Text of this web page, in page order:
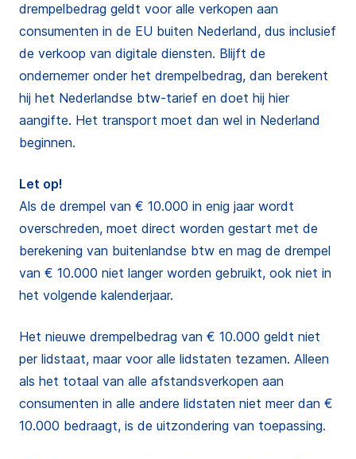
drempelbedrag geldt voor alle verkopen aan
consumenten in de EU buiten Nederland, dus inclusief
de verkoop van digitale diensten. Blijft de
ondernemer onder het drempelbedrag, dan berekent
hij het Nederlandse btw-tarief en doet hij hier
aangifte. Het transport moet dan wel in Nederland
beginnen.
Let op!
Als de drempel van € 10.000 in enig jaar wordt
overschreden, moet direct worden gestart met de
berekening van buitenlandse btw en mag de drempel
van € 10.000 niet langer worden gebruikt, ook niet in
het volgende kalenderjaar.
Het nieuwe drempelbedrag van € 10.000 geldt niet
per lidstaat, maar voor alle lidstaten tezamen. Alleen
als het totaal van alle afstandsverkopen aan
consumenten in alle andere lidstaten niet meer dan €
10.000 bedraagt, is de uitzondering van toepassing.